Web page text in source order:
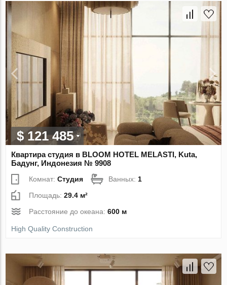
$ 121 485
Квартира студия в BLOOM HOTEL MELASTI, Kuta,
Бадунг, Индонезия № 9908
Комнат:Студия Ванных: 1
Площадь:29.4 м²
Расстояние до океана:600 м
High Quality Construction